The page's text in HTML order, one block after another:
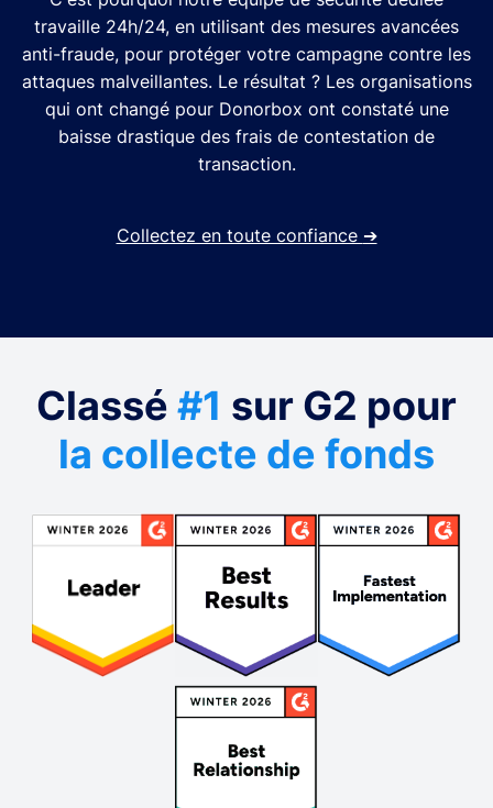
travaille 24h/24, en utilisant des mesures avancées
anti-fraude, pour protéger votre campagne contre les
attaques malveillantes. Le résultat ? Les organisations
qui ont changé pour Donorbox ont constaté une
baisse drastique des frais de contestation de
transaction.
Collectez en toute confiance ➔
Classé #1 sur G2 pour
la collecte de fonds